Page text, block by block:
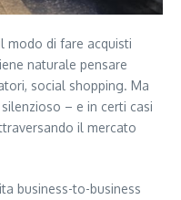
modo di fare acquisti
naturale pensare
social shopping. Ma
– e in certi casi
il mercato
business-to-business